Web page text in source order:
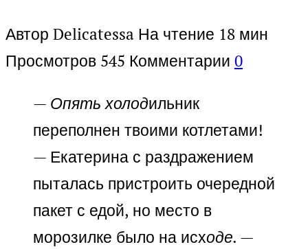
Автор Delicatessa На чтение 18 мин
Просмотров 545 Комментарии 0
— Опять холодильник
переполнен твоими котлетами!
— Екатерина с раздражением
пыталась пристроить очередной
пакет с едой, но место в
морозилке было на исходе. —